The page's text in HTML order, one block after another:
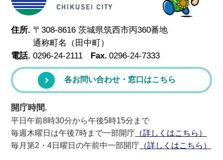
住所. 〒308-8616 茨城県筑西市丙360番地
通称町名（田中町）
電話. 0296-24-2111 Fax. 0296-24-7333
各お問い合わせ・窓口はこちら
開庁時間.
平日午前8時30分から午後5時15分まで
毎週木曜日は午後7時まで一部開庁 （詳しくはこちら）
毎月第2・4日曜日の午前中一部開庁 （詳しくはこちら）